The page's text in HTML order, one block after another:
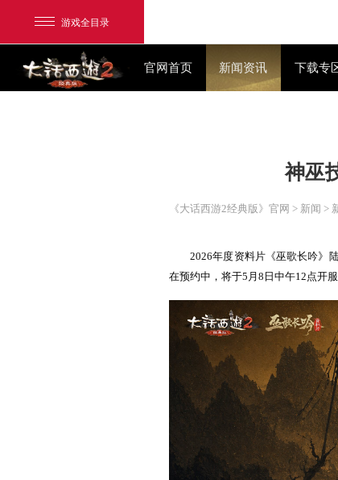
游戏全目录
我的足迹： 大话2经典版
官网首页 新闻资讯
《大话西游2经典版》官
2 026年度资料片
在预约中，将于5月8日